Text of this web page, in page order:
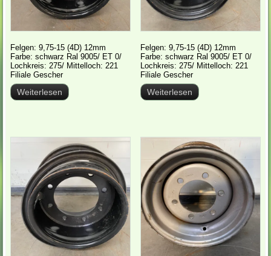
Felgen: 9,75-15 (4D) 12mm
Farbe: schwarz Ral 9005/ ET 0/
Lochkreis: 275/ Mittelloch: 221
Filiale Gescher
Weiterlesen
Felgen: 9,75-15 (4D) 12mm
Farbe: schwarz Ral 9005/ ET 0/
Lochkreis: 275/ Mittelloch: 221
Filiale Gescher
Weiterlesen